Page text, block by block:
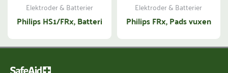
Elektroder & Batterier
Philips HS1/FRx, Batteri
Elektroder & Batterier
Philips FRx, Pads vuxen